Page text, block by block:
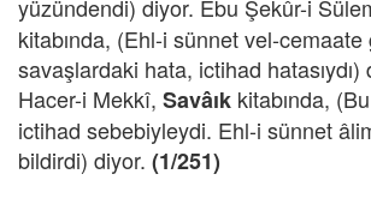
yüzündendi) diyor. Ebu Şekûr-i
kitabında, (Ehl-i sünnet vel-cemaate
savaşlardaki hata, ictihad hatasıydı)
Hacer-i Mekkî, Savâık kitabında,
ictihad sebebiyleydi. Ehl-i sünnet
bildirdi) diyor. (1/251)